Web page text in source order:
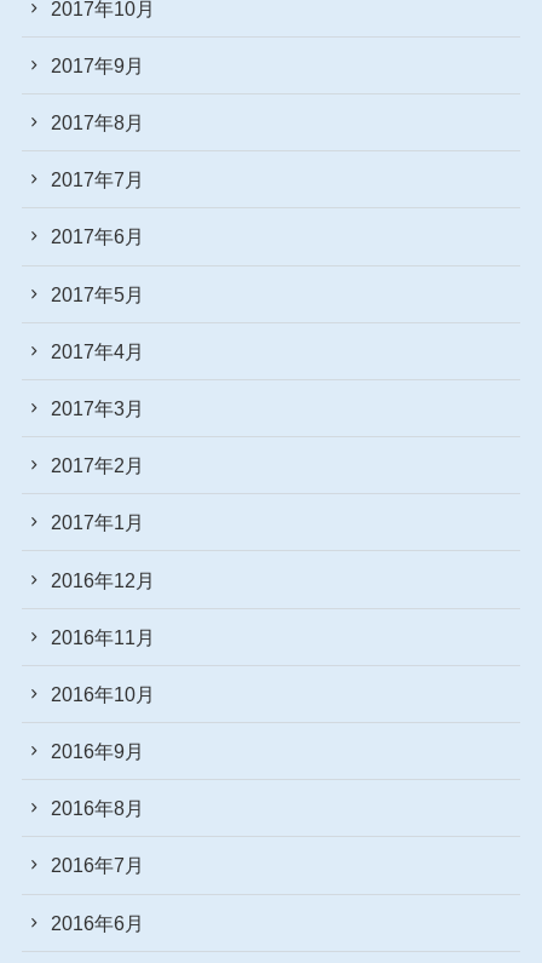
2017年10月
2017年9月
2017年8月
2017年7月
2017年6月
2017年5月
2017年4月
2017年3月
2017年2月
2017年1月
2016年12月
2016年11月
2016年10月
2016年9月
2016年8月
2016年7月
2016年6月